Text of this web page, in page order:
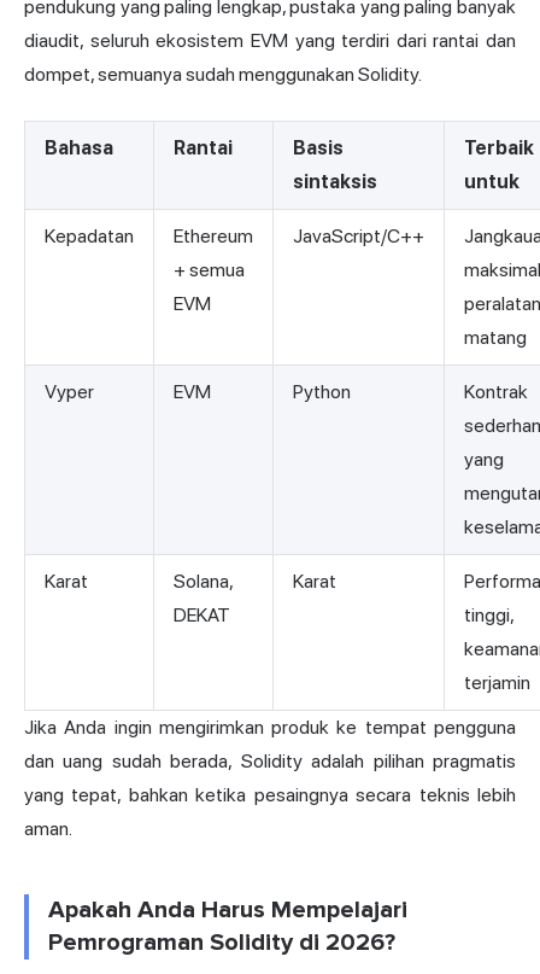
pendukung yang paling lengkap, pustaka yang paling banyak
diaudit, seluruh ekosistem EVM yang terdiri dari rantai dan
dompet, semuanya sudah menggunakan Solidity.
Bahasa Rantai
Basis
sintaksis
Terbaik
untuk
Kepadatan
Ethereum
+ semua
EVM
JavaScript/C++
matang
Vyper EVM Python
Kontrak
yang
Karat
Solana,
DEKAT
Karat
Performa
tinggi,
terjamin
Jika Anda ingin mengirimkan produk ke tempat pengguna
dan uang sudah berada, Solidity adalah pilihan pragmatis
yang tepat, bahkan ketika pesaingnya secara teknis lebih
aman.
Apakah Anda Harus Mempelajari
Pemrograman Solidity di 2026?